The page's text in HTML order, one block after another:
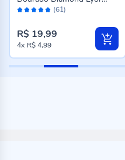
Avaliação: (61)
330Ml - Vidro
R$ 19,99
4x R$ 4,99